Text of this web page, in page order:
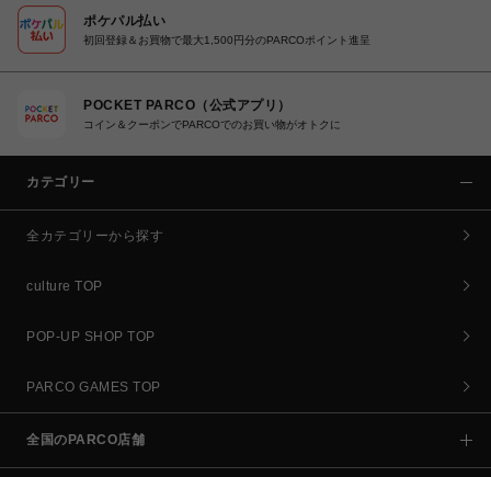
ポケパル払い
初回登録＆お買物で最大1,500円分のPARCOポイント進呈
POCKET PARCO（公式アプリ）
コイン＆クーポンでPARCOでのお買い物がオトクに
カテゴリー
全カテゴリーから探す
culture TOP
POP-UP SHOP TOP
PARCO GAMES TOP
全国のPARCO店舗